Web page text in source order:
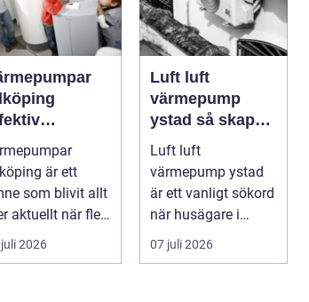
för
och
är ett
som blivit allt
aktuellt när fler
vill
2026
Luft luft
värmepump
ystad så skapar
du ett behagligt
inomhusklimat
Året om
Luft luft
värmepump ystad
är ett vanligt sökord
när husägare i
sydkustens klimat
vill hitta ett smar...
07 juli 2026